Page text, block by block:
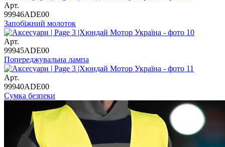
Арт.
99946ADE00
Запобіжний молоток
Арт.
99945ADE00
Попереджувальна лампа
Арт.
99940ADE00
Сумка безпеки